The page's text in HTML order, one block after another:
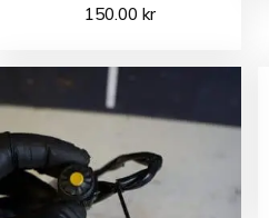
150.00kr